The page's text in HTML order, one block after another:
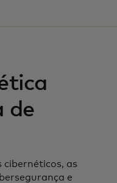
de
cibernéticos, as
e